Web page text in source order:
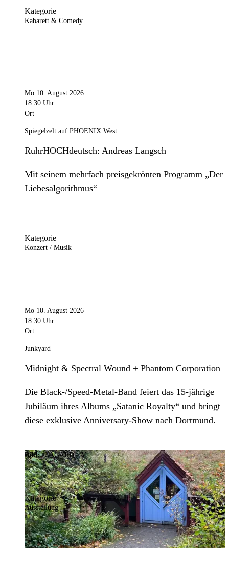
Kategorie
Kabarett & Comedy
Mo 10. August 2026
18:30 Uhr
Ort
Spiegelzelt auf PHOENIX West
RuhrHOCHdeutsch: Andreas Langsch
Mit seinem mehrfach preisgekrönten Programm „Der
Liebesalgorithmus“
Kategorie
Konzert / Musik
Mo 10. August 2026
18:30 Uhr
Ort
Junkyard
Midnight & Spectral Wound + Phantom Corporation
Die Black-/Speed-Metal-Band feiert das 15-jährige
Jubiläum ihres Albums „Satanic Royalty“ und bringt
diese exklusive Anniversary-Show nach Dortmund.
Bild:© AGARD e.V.
Kategorie
Ausstellung